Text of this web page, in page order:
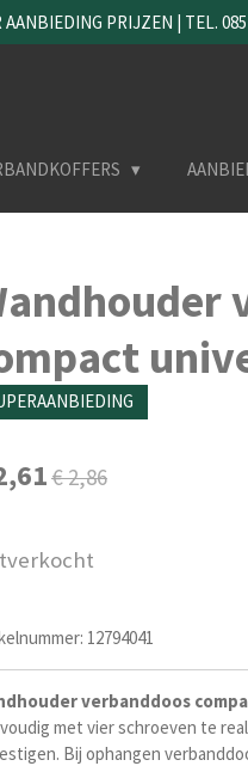
PRIJZEN | TEL.
€ 2,86
12794041
verbanddoos
met vier schroeven te
Bij ophangen